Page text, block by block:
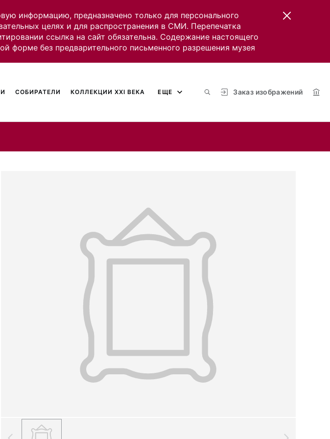
информацию, предназначено только для персонального
целях и для распространения в СМИ. Перепечатка
ссылка на сайт обязательна. Содержание настоящего
форме без предварительного письменного разрешения музея
Заказ изображений
СОБИРАТЕЛИ КОЛЛЕКЦИИ XXI ВЕКА ЕЩЕ